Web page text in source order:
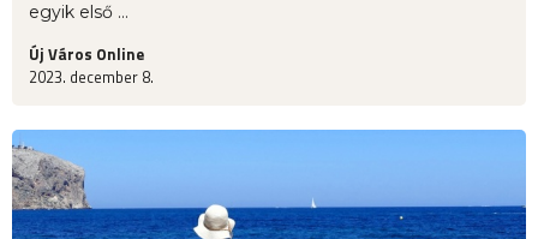
egyik első ...
Új Város Online
2023. december 8.